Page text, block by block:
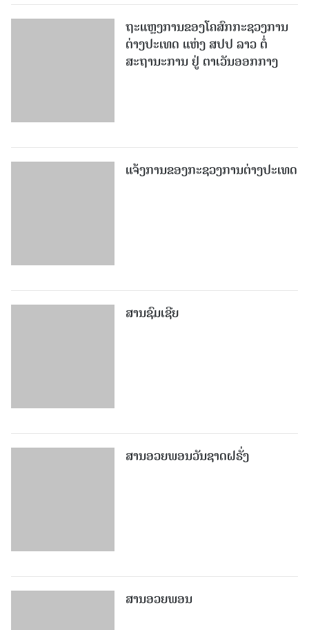
ຖະແຫຼງການຂອງໂຄສົກກະຊວງການ
ຕ່າງປະເທດ ແຫ່ງ ສປປ ລາວ ຕໍ່
ສະຖານະການ ຢູ່ ຕາເວັນອອກກາງ
ແຈ້ງການຂອງກະຊວງການຕ່າງປະເທດ
ສານຊົມເຊີຍ
ສານອວຍພອນວັນຊາດຝຣັ່ງ
ສານອວຍພອນ